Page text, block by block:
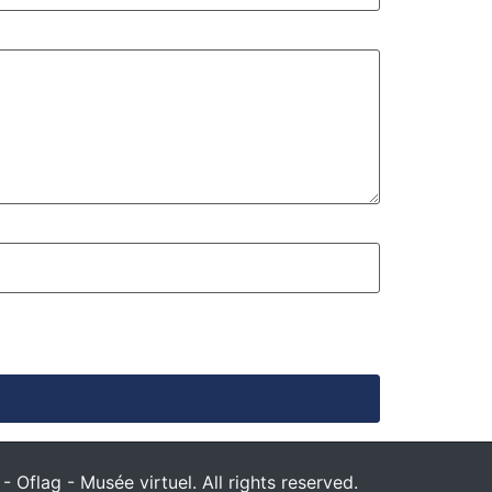
Oflag - Musée virtuel. All rights reserved.